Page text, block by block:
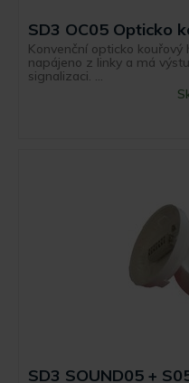
SD3 OC05 Opticko
Konvenční opticko kouřový
napájeno z linky a má
signalizaci. ...
SD3 SOUND05 +